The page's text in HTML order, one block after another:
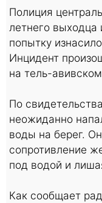
Полиция
летнего выходца
попытку
Инцидент
на тель-
По
неожиданно
воды на берег.
сопротивление
под водой и
Как сообщает